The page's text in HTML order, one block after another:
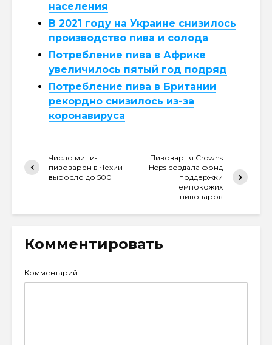
населения
В 2021 году на Украине снизилось
производство пива и солода
Потребление пива в Африке
увеличилось пятый год подряд
Потребление пива в Британии
рекордно снизилось из-за
коронавируса
Число мини-
пивоварен в Чехии
выросло до 500
Пивоварня Crowns
Hops создала фонд
поддержки
темнокожих
пивоваров
Комментировать
Комментарий